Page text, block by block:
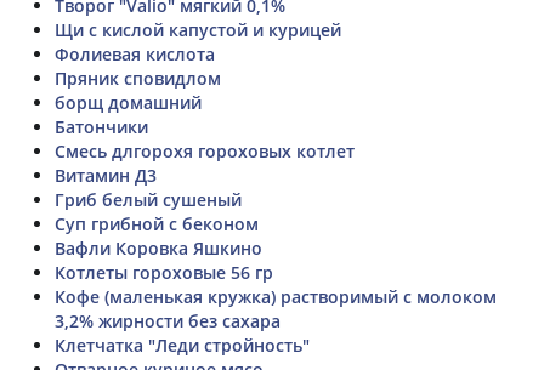
Творог "Valio" мягкий 0,1%
Щи с кислой капустой и курицей
Фолиевая кислота
Пряник сповидлом
борщ домашний
Батончики
Смесь длгорохя гороховых котлет
Витамин Д3
Гриб белый сушеный
Суп грибной с беконом
Вафли Коровка Яшкино
Котлеты гороховые 56 гр
Кофе (маленькая кружка) растворимый с молоком
3,2% жирности без сахара
Клетчатка "Леди стройность"